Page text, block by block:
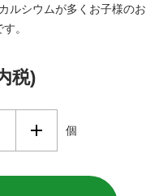
ルシウムが多くお子様のお
。
税)
個